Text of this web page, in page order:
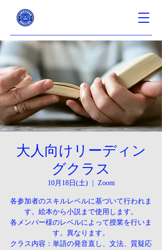
大人向けリーディン
グクラス
10月18日(土) Zoom
各参加者のスキルレベルに基づいて行われま
す。絵本から小説まで使用します。
各メンバー様のレベルによって授業を行いま
す。異なります。
クラス内容：単語の発音直し、文法、質疑応